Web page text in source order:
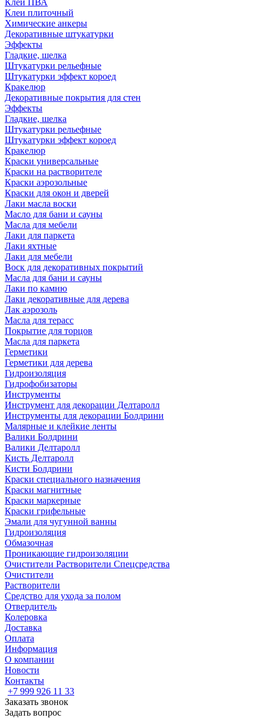
Клеи ПВА
Клеи плиточный
Химические анкеры
Декоративные штукатурки
Эффекты
Гладкие, шелка
Штукатурки рельефные
Штукатурки эффект короед
Кракелюр
Декоративные покрытия для стен
Эффекты
Гладкие, шелка
Штукатурки рельефные
Штукатурки эффект короед
Кракелюр
Краски универсальные
Краски на растворителе
Краски аэрозольные
Краски для окон и дверей
Лаки масла воски
Масло для бани и сауны
Масла для мебели
Лаки для паркета
Лаки яхтные
Лаки для мебели
Воск для декоративных покрытий
Масла для бани и сауны
Лаки по камню
Лаки декоративные для дерева
Лак аэрозоль
Масла для терасс
Покрытие для торцов
Масла для паркета
Герметики
Герметики для дерева
Гидроизоляция
Гидрофобизаторы
Инструменты
Инструмент для декорации Делтаролл
Инструменты для декорации Болдрини
Малярные и клейкие ленты
Валики Болдрини
Валики Делтаролл
Кисть Делтаролл
Кисти Болдрини
Краски специального назначения
Краски магнитные
Краски маркерные
Краски грифельные
Эмали для чугунной ванны
Гидроизоляция
Обмазочная
Проникающие гидроизоляции
Очистители Растворители Спецсредства
Очистители
Растворители
Средство для ухода за полом
Отвердитель
Колеровка
Доставка
Оплата
Информация
О компании
Новости
Контакты
+7 999 926 11 33
Заказать звонок
Задать вопрос